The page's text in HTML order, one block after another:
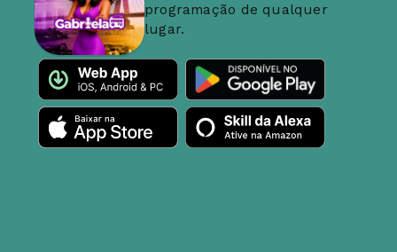
programação de qualquer
lugar.